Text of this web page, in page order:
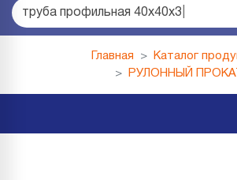
труба профильная 40х40х3
Главная
Каталог
РУЛОННЫЙ